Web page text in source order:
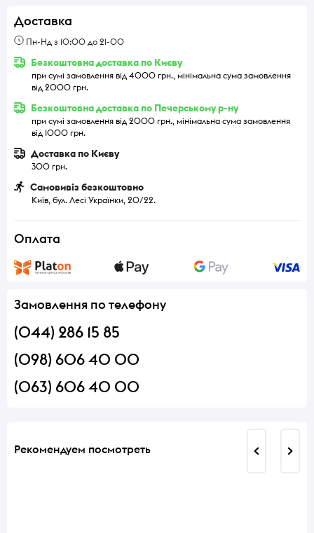
Доставка
Пн-Нд з 10:00 до 21-00
Безкоштовна доставка по Києву
при сумі замовлення від 4000 грн., мінімальна сума замовлення
від 2000 грн.
Безкоштовна доставка по Печерському р-ну
при сумі замовлення від 2000 грн., мінімальна сума замовлення
від 1000 грн.
Доставка по Києву
300 грн.
Самовивіз безкоштовно
Київ, бул. Лесі Українки, 20/22.
Оплата
Замовлення по телефону
(044) 286 15 85
(098) 606 40 00
(063) 606 40 00
Рекомендуем посмотреть